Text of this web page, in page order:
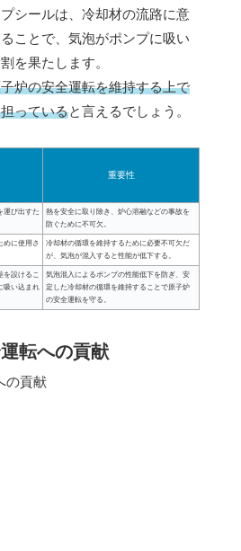
シールは、冷却材の流路に意
ことで、気泡がポンプに吸い
を果たします。
炉の安全運転を維持する上で
っていると言えるでしょう。
重要性
運び出すた
熱を安全に取り除き、炉心溶融などの事故を
防ぐために不可欠。
めに使用さ
冷却材の循環を維持するために必要不可欠だ
が、気泡が混入すると性能が低下する。
を設けるこ
吸い込まれ
気泡混入によるポンプの性能低下を防ぎ、安
定した冷却材の循環を維持することで原子炉
の安全運転を守る。
転への貢献